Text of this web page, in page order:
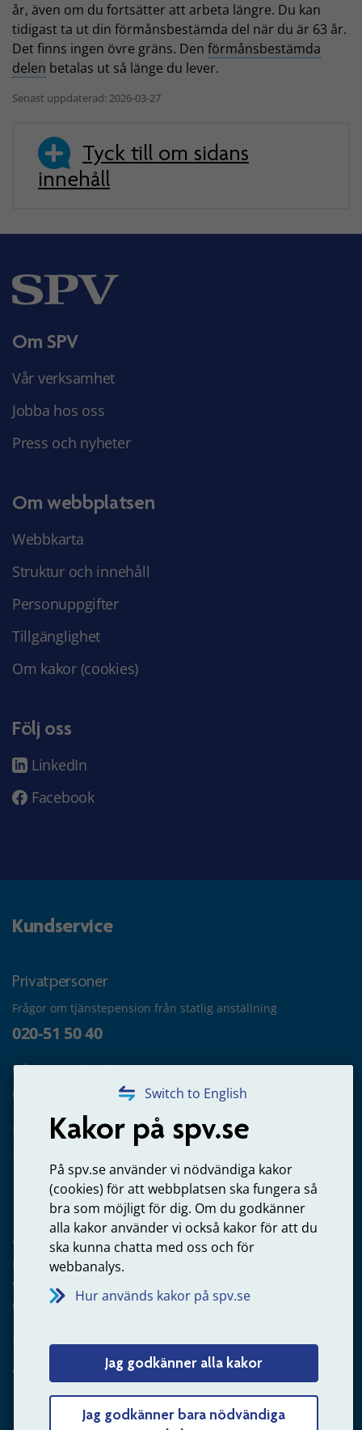
Switch to English
Kakor på spv.se
På spv.se använder vi nödvändiga kakor
(cookies) för att webbplatsen ska fungera så
bra som möjligt för dig. Om du godkänner
alla kakor använder vi också kakor för att du
ska kunna chatta med oss och för
webbanalys.
Hur används kakor på spv.se
Jag godkänner alla kakor
Jag godkänner bara nödvändiga
år, även om du fortsätter att arbeta längre. Du kan
tidigast ta ut din förmånsbestämda del när du är 63 år.
Det finns ingen övre gräns. Den förmånsbestämda
delen betalas ut så länge du lever.
Senast uppdaterad: 2026-03-27
Tyck till om sidans
innehåll
Om SPV
Vår verksamhet
Jobba hos oss
Press och nyheter
Om webbplatsen
Webbkarta
Struktur och innehåll
Personuppgifter
Tillgänglighet
Om kakor (cookies)
Följ oss
LinkedIn
Facebook
Kundservice
Privatpersoner
Frågor om tjänstepension från statlig anställning
020-51 50 40
Frågor om utbetalning
020-65 00 65
Kontakta oss
Arbetsgivare
Frågor om administration av tjänstepension från statlig
anställning
060-18 75 03
Kontakta oss
Arbetsgivare – skicka mejl till oss